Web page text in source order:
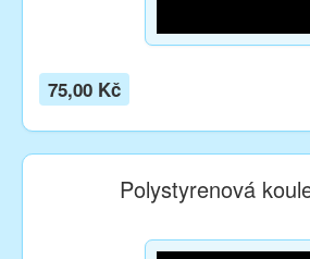
75,00 Kč
Polystyrenová